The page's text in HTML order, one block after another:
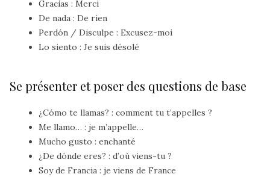
Gracias : Merci
De nada : De rien
Perdón / Disculpe : Excusez-moi
Lo siento : Je suis désolé
Se présenter et poser des questions de base
¿Cómo te llamas? : comment tu t’appelles ?
Me llamo… : je m’appelle…
Mucho gusto : enchanté
¿De dónde eres? : d’où viens-tu ?
Soy de Francia : je viens de France